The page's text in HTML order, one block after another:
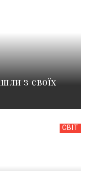
з своїх
СВІТ